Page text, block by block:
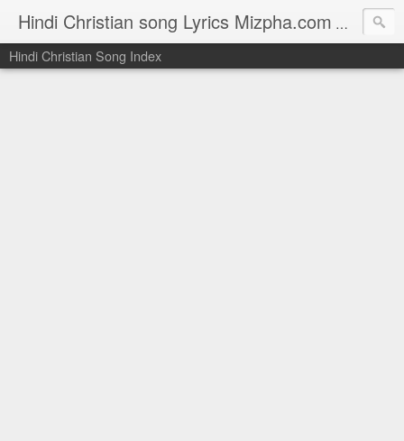
Hindi Christian song Lyrics Mizpha.com Hindi
Hindi Christian Song Index